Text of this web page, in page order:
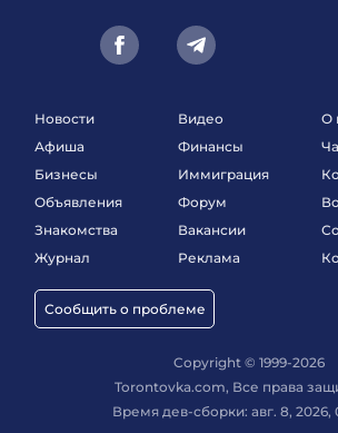
Новости
Афиша
Бизнесы
Объявления
Знакомства
Журнал
Сообщить о проблеме
Видео
Финансы
Иммиграция
Форум
Вакансии
Реклама
О
Copyright © 1999-2026
Torontovka.com, Все права
Время дев-сборки: авг. 8, 2026,